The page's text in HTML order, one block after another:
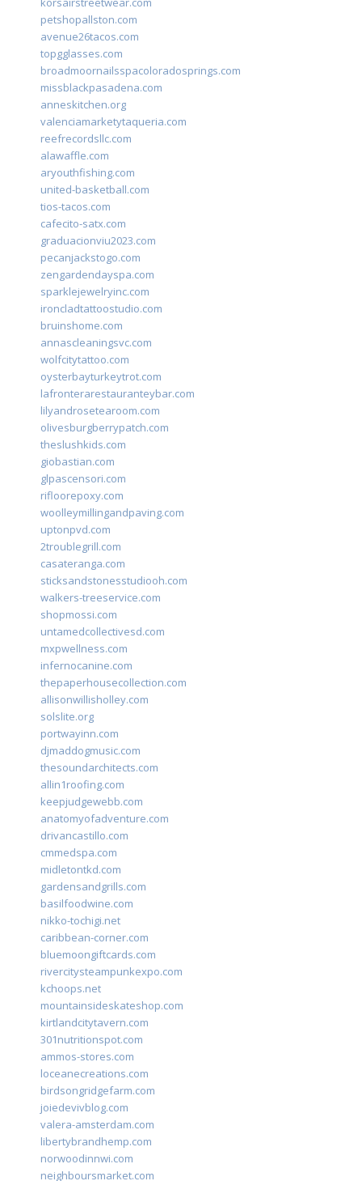
petshopallston.com
avenue26tacos.com
topgglasses.com
broadmoornailsspacoloradosprings.com
missblackpasadena.com
anneskitchen.org
valenciamarketytaqueria.com
reefrecordsllc.com
alawaffle.com
aryouthfishing.com
united-basketball.com
tios-tacos.com
cafecito-satx.com
graduacionviu2023.com
pecanjackstogo.com
zengardendayspa.com
sparklejewelryinc.com
ironcladtattoostudio.com
bruinshome.com
annascleaningsvc.com
wolfcitytattoo.com
oysterbayturkeytrot.com
lafronterarestauranteybar.com
lilyandrosetearoom.com
olivesburgberrypatch.com
theslushkids.com
giobastian.com
glpascensori.com
rifloorepoxy.com
woolleymillingandpaving.com
uptonpvd.com
2troublegrill.com
casateranga.com
sticksandstonesstudiooh.com
walkers-treeservice.com
shopmossi.com
untamedcollectivesd.com
mxpwellness.com
infernocanine.com
thepaperhousecollection.com
allisonwillisholley.com
solslite.org
portwayinn.com
djmaddogmusic.com
thesoundarchitects.com
allin1roofing.com
keepjudgewebb.com
anatomyofadventure.com
drivancastillo.com
cmmedspa.com
midletontkd.com
gardensandgrills.com
basilfoodwine.com
nikko-tochigi.net
caribbean-corner.com
bluemoongiftcards.com
rivercitysteampunkexpo.com
kchoops.net
mountainsideskateshop.com
kirtlandcitytavern.com
301nutritionspot.com
ammos-stores.com
loceanecreations.com
birdsongridgefarm.com
joiedevivblog.com
valera-amsterdam.com
libertybrandhemp.com
norwoodinnwi.com
neighboursmarket.com